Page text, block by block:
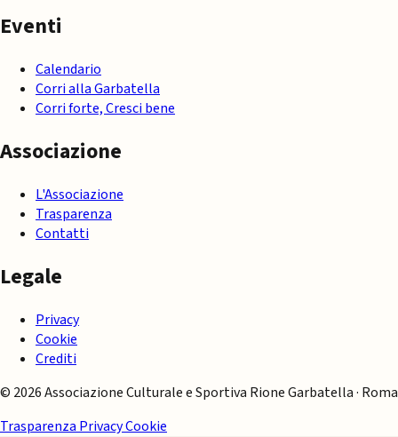
Eventi
Calendario
Corri alla Garbatella
Corri forte, Cresci bene
Associazione
L'Associazione
Trasparenza
Contatti
Legale
Privacy
Cookie
Crediti
© 2026 Associazione Culturale e Sportiva Rione Garbatella · Roma
Trasparenza PrivacyCookie